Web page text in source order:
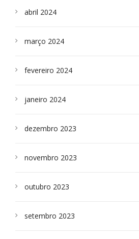
abril 2024
março 2024
fevereiro 2024
janeiro 2024
dezembro 2023
novembro 2023
outubro 2023
setembro 2023